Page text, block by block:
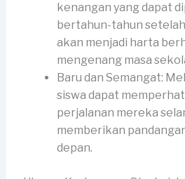
kenangan yang dapat
bertahun-tahun
akan menjadi harta
mengenang masa
Baru dan Semangat:
siswa dapat
perjalanan mereka
memberikan
depan.